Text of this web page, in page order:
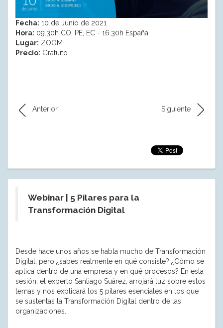
Fecha: 10 de Junio de 2021
Hora: 09.30h CO, PE, EC - 16.30h España
Lugar: ZOOM
Precio: Gratuito
Anterior Siguiente
Webinar | 5 Pilares para la
Transformación Digital
Desde hace unos años se habla mucho de Transformación
Digital, pero ¿sabes realmente en qué consiste? ¿Cómo se
aplica dentro de una empresa y en qué procesos? En esta
sesión, el experto Santiago Suárez, arrojará luz sobre estos
temas y nos explicará los 5 pilares esenciales en los que
se sustentas la Transformación Digital dentro de las
organizaciones.